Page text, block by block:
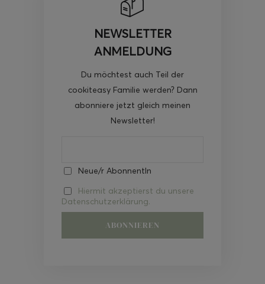
NEWSLETTER
ANMELDUNG
Du möchtest auch Teil der
cookiteasy Familie werden? Dann
abonniere jetzt gleich meinen
Newsletter!
Neue/r AbonnentIn
Hiermit akzeptierst du unsere
Datenschutzerklärung.